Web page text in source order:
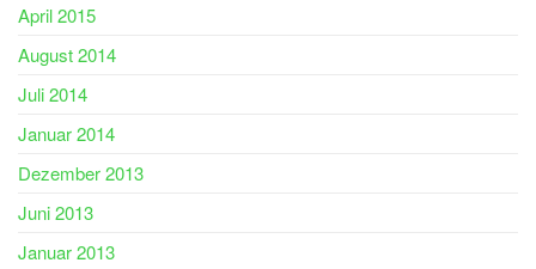
April 2015
August 2014
Juli 2014
Januar 2014
Dezember 2013
Juni 2013
Januar 2013